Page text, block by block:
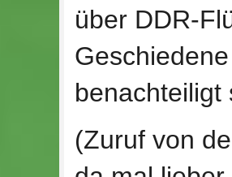
über DDR-
benachteiligt
(Zuruf von